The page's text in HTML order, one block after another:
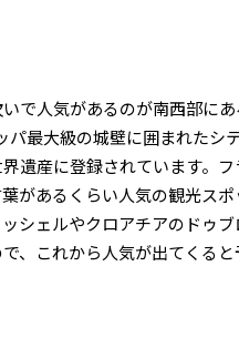
で人気があるのが南西部にあ
パ最大級の城壁に囲まれたシ
遺産に登録されています。
があるくらい人気の観光ス
シェルやクロアチアのドゥブ
、これから人気が出てくる